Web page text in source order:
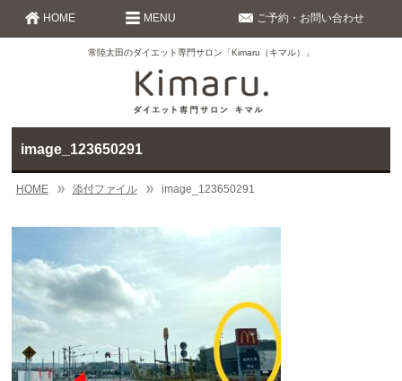
常陸太田のダイエット専門サロン「Kimaru（キマル）」
HOME ご予約・お問い合わせ
MENU
image_123650291
HOME 添付ファイル image_123650291